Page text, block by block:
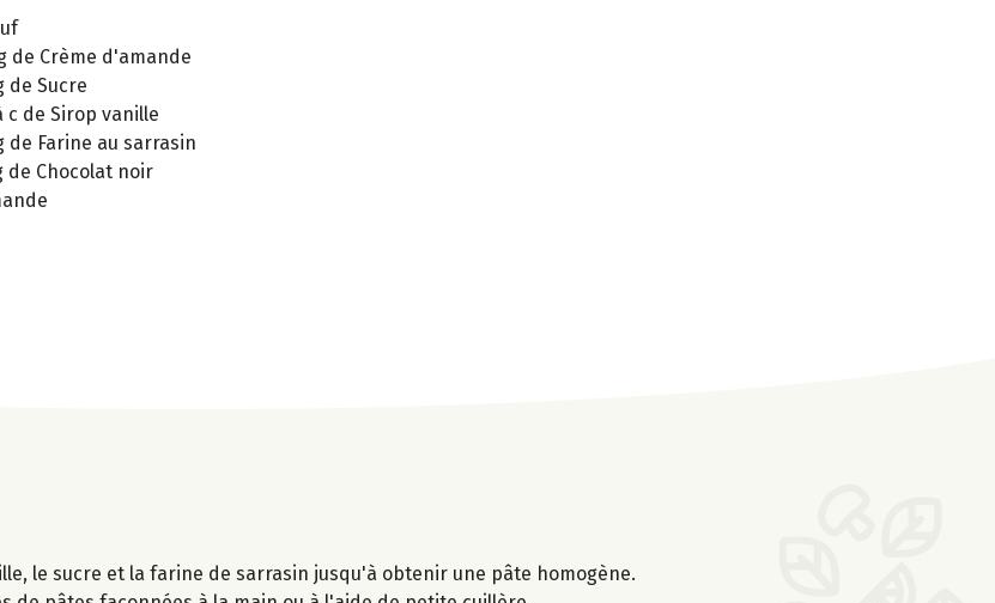
de Crème d'amande
de Sucre
c de Sirop vanille
de Farine au sarrasin
de Chocolat noir
le sucre et la farine de sarrasin jusqu'à obtenir une pâte homogène.